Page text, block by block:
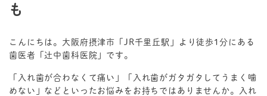
も
こんにちは。大阪府摂津市「JR千里丘駅」より徒歩1分にある
歯医者「辻中歯科医院」です。
「入れ歯が合わなくて痛い」「入れ歯がガタガタしてうまく噛
めない」などといったお悩みをお持ちではありませんか。入れ